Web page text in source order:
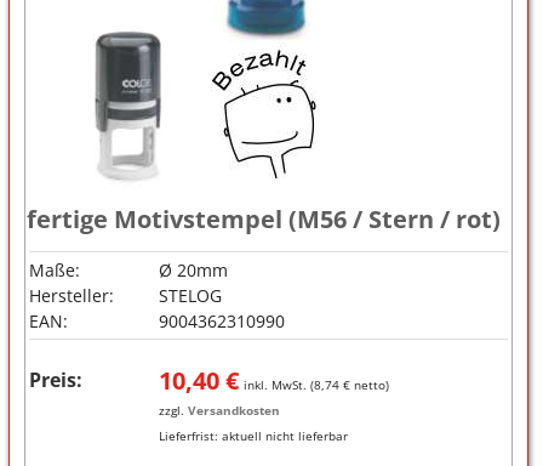
fertige Motivstempel (M56 / Stern / rot)
Maße:
Ø 20mm
Hersteller:
STELOG
EAN:
9004362310990
Preis: 10,40€ inkl. MwSt. (8,74€ netto)
zzgl. Versandkosten
Lieferfrist: aktuell nicht lieferbar